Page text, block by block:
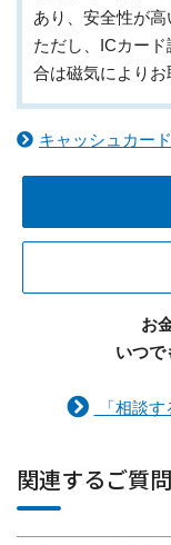
あり、安全性が高
ただし、ICカー
合は磁気によりお
キャッシュカー
お
いつで
「相談
関連するご質問